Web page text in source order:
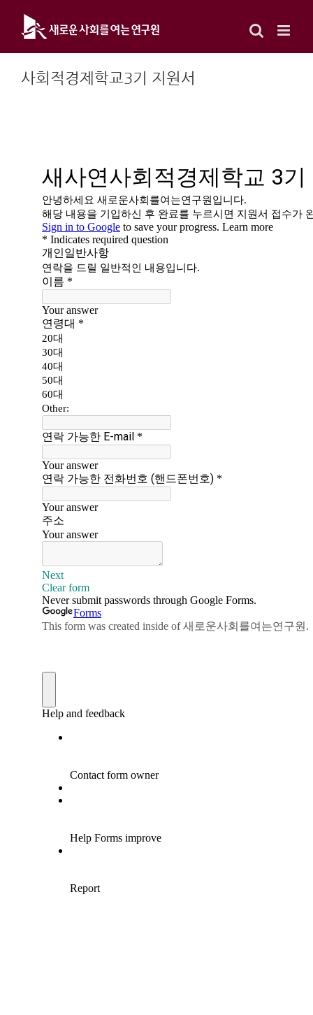
content
사회적경제학교3기 지원서